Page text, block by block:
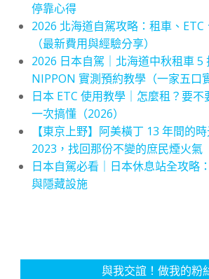
停靠心得
2026 北海道自駕攻略：租車、
（最新費用與經驗分享）
2026 日本自駕｜北海道中秋租車 5
NIPPON 實測預約教學（一家五口
日本 ETC 使用教學｜怎麼租？要
一次搞懂（2026）
【東京上野】阿美橫丁 13 年間的
2023，找回那份不變的庶民煙火氣
日本自駕必看｜日本休息站全攻略
與隱藏設施
與我交誼！做我的粉